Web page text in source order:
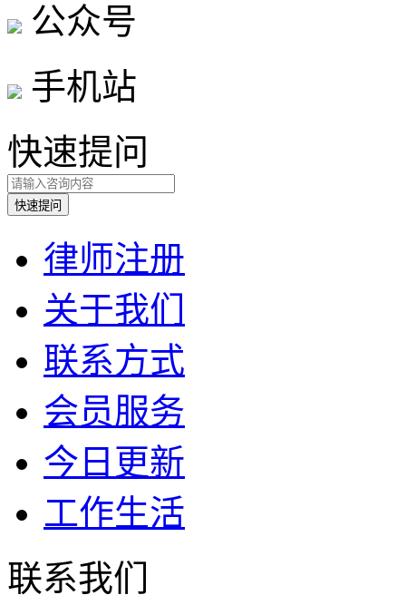
公众号
手机站
快速提问
律师注册
关于我们
联系方式
会员服务
今日更新
工作生活
联系我们